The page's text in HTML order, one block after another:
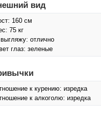
вид
160 см
75 кг
отлично
глаз: зеленые
к курению: изредка
к алкоголю: изредка